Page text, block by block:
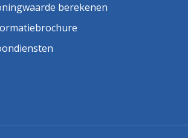
berekenen